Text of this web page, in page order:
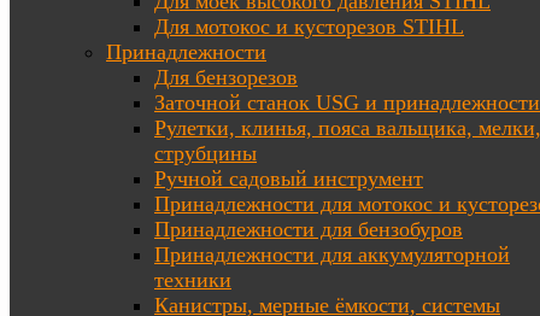
Для мотокос и кусторезов STIHL
Принадлежности
Для бензорезов
Заточной станок USG и принадлежности
Рулетки, клинья, пояса вальщика, мелки,
струбцины
Ручной садовый инструмент
Принадлежности для мотокос и
Принадлежности для бензобуров
Принадлежности для аккумуляторной
техники
Канистры, мерные ёмкости, системы